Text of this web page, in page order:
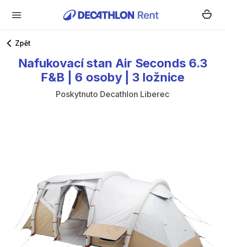
Zpět
Nafukovací stan Air Seconds 6.3
F&B
6 osoby 3 ložnice
Poskytnuto Decathlon Liberec